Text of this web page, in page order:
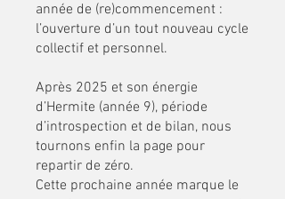
année de (re)commencement :
l’ouverture d’un tout nouveau cycle
collectif et personnel.
Après 2025 et son énergie
d’Hermite (année 9), période
d’introspection et de bilan, nous
tournons enfin la page pour
repartir de zéro.
Cette prochaine année marque le